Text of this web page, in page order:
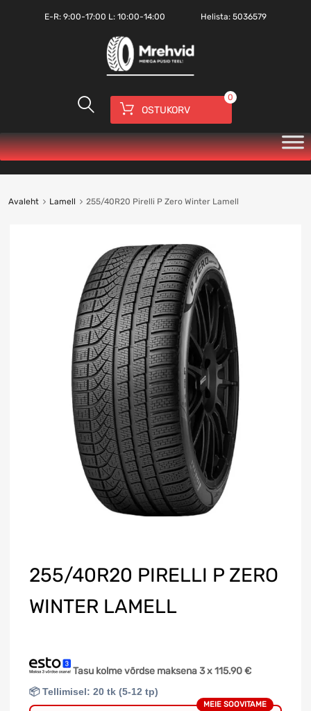
E-R: 9:00-17:00 L: 10:00-14:00 Helista:5036579
OSTUKORV
0
Avaleht Lamell 255/40R20 Pirelli P Zero Winter Lamell
255/40R20 PIRELLI P ZERO
WINTER LAMELL
Tasu kolme võrdse maksena 3 x115.90€
📦 Tellimisel: 20 tk (5-12 tp)
MEIE SOOVITAME